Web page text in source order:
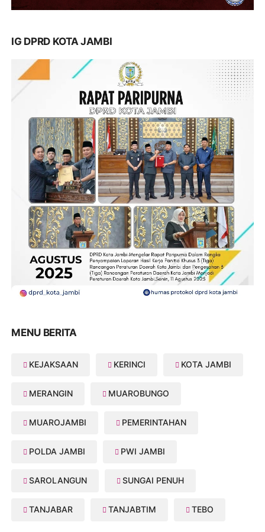
IG DPRD KOTA JAMBI
MENU BERITA
KEJAKSAAN KERINCI KOTA JAMBI
MERANGIN MUAROBUNGO
MUAROJAMBI PEMERINTAHAN
POLDA JAMBI PWI JAMBI
SAROLANGUN SUNGAI PENUH
TANJABAR TANJABTIM TEBO